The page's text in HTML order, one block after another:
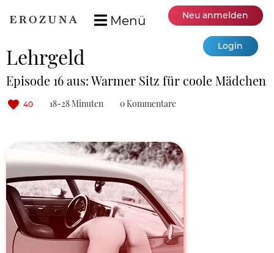
Menü Neu anmelden
Login
Lehrgeld
Episode 16 aus: Warmer Sitz für coole Mädchen
40 18-28 Minuten 0 Kommentare